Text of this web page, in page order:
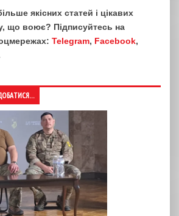
якісних статей і цікавих
що воює? Підписуйтесь на
Telegram, Facebook,